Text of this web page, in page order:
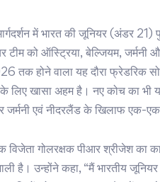
में भारत की जूनियर (अंडर 21)
टीम को ऑस्ट्रिया, बेल्जियम,
तक होने वाला यह दौरा फ्रेडरिक
के लिए खासा अहम है। नए कोच का भी
जर्मनी एवं नीदरलैंड के खिलाफ एक-
गोलरक्षक पीआर श्रीजेश का
है। उन्होंने कहा, “मैं भारतीय